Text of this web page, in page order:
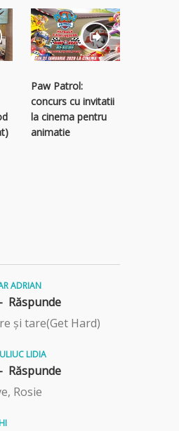
Paw Patrol:
concurs cu invitatii
la cinema pentru
animatie
ADRIAN
Răspunde
şi tare(Get Hard)
LIDIA
Răspunde
Rosie